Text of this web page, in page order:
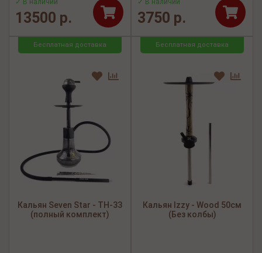
✓ В наличии
13500 р.
✓ В наличии
3750 р.
Бесплатная доставка
Кальян Seven Star - TH-33
(полный комплект)
Бесплатная доставка
Кальян Izzy - Wood 50см
(Без колбы)